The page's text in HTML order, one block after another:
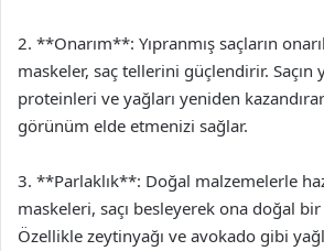
2. **Onarım**: Yıpranmış saçların
maskeler, saç tellerini güçlendirir. Saçın
proteinleri ve yağları yeniden
görünüm elde etmenizi sağlar.
3. **Parlaklık**: Doğal malzemelerle
maskeleri, saçı besleyerek ona doğal bir
Özellikle zeytinyağı ve avokado gibi